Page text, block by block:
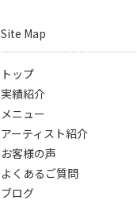
Site Map
トップ
実績紹介
メニュー
アーティスト紹介
お客様の声
よくあるご質問
ブログ